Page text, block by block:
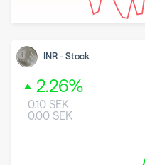
INR - Stock
2.26%
0.10 SEK
0.00 SEK